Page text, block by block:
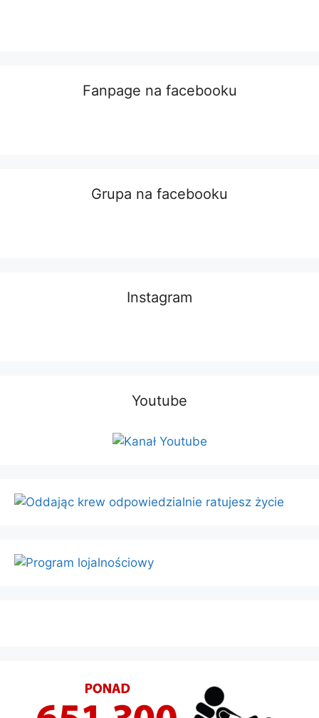
Fanpage na facebooku
Grupa na facebooku
Instagram
Youtube